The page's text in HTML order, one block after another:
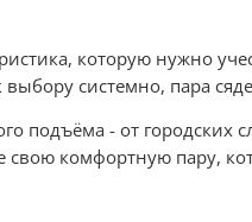
которую нужно
системно, пара
подъёма - от
свою комфортную пару,